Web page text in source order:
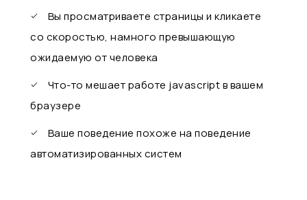
Вы просматриваете страницы и кликаете
со скоростью, намного превышающую
ожидаемую от человека
Что-то мешает работе javascript в вашем
браузере
Ваше поведение похоже на поведение
автоматизированных систем